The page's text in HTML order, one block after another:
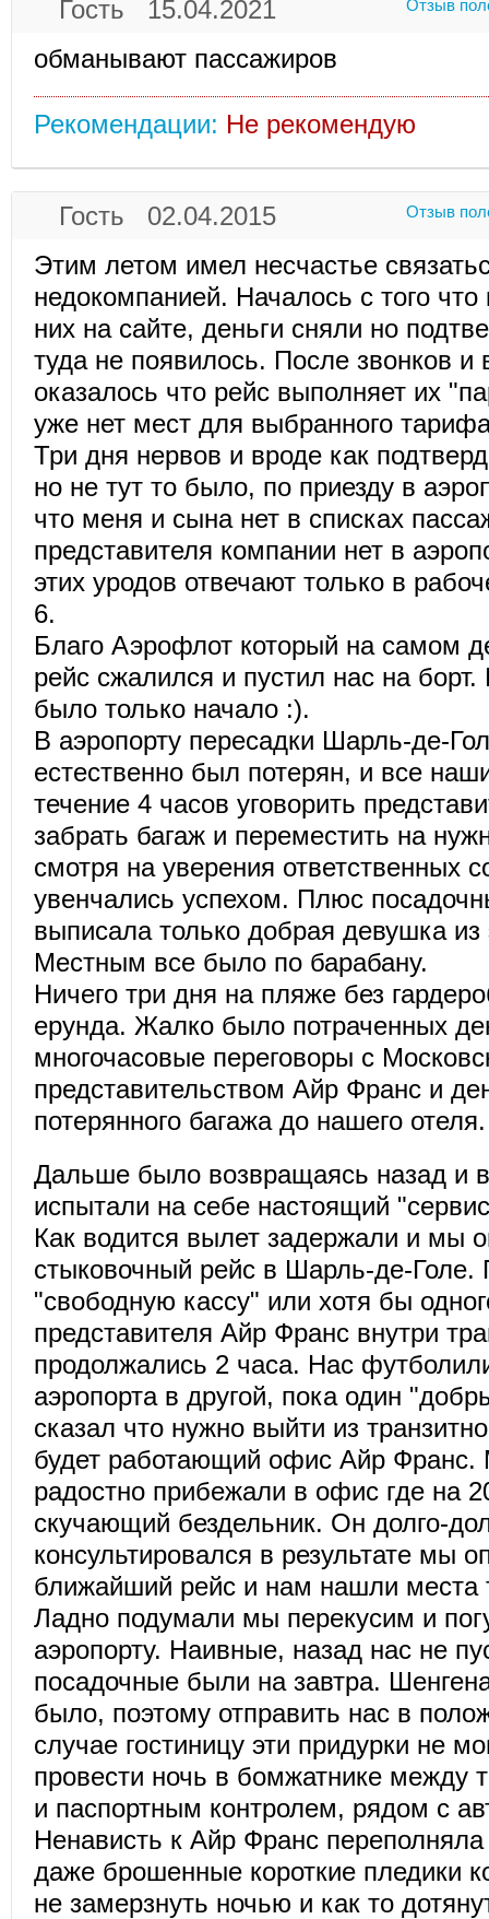
Гость 15.04.2021 Отзыв
обманывают пассажиров
Рекомендации: Не рекомендую
Гость 02.04.2015 Отзыв
Этим летом имел несчастье
недокомпанией. Началось с того
них на сайте, деньги сняли но
туда не появилось. После звонков и
оказалось что рейс выполняет их
уже нет мест для выбранного
Три дня нервов и вроде как
но не тут то было, по приезду в
что меня и сына нет в списках
представителя компании нет в
этих уродов отвечают только в
6.
Благо Аэрофлот который на самом
рейс сжалился и пустил нас на
было только начало :).
В аэропорту пересадки Шарль-де-
естественно был потерян, и все
течение 4 часов уговорить
забрать багаж и переместить на
смотря на уверения ответственных
увенчались успехом. Плюс
выписала только добрая девушка из
Местным все было по барабану.
Ничего три дня на пляже без
ерунда. Жалко было потраченных
многочасовые переговоры с
представительством Айр Франс и
потерянного багажа до нашего отеля.
Дальше было возвращаясь назад и
испытали на себе настоящий
Как водится вылет задержали и мы
стыковочный рейс в Шарль-де-Голе.
"свободную кассу" или хотя бы
представителя Айр Франс внутри
продолжались 2 часа. Нас
аэропорта в другой, пока один
сказал что нужно выйти из
будет работающий офис Айр
радостно прибежали в офис где на
скучающий бездельник. Он долго-
консультировался в результате мы
ближайший рейс и нам нашли места
Ладно подумали мы перекусим и
аэропорту. Наивные, назад нас не
посадочные были на завтра.
было, поэтому отправить нас в
случае гостиницу эти придурки не
провести ночь в бомжатнике между
и паспортным контролем, рядом с
Ненависть к Айр Франс
даже брошенные короткие пледики
не замерзнуть ночью и как то